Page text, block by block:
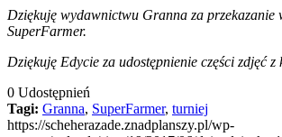
Dziękuję wydawnictwu Granna za przekazanie
SuperFarmer.
Dziękuję Edycie za udostępnienie części zdjęć z
0 Udostępnień
Tagi: Granna, SuperFarmer, turniej
https://scheherazade.znadplanszy.pl/wp-